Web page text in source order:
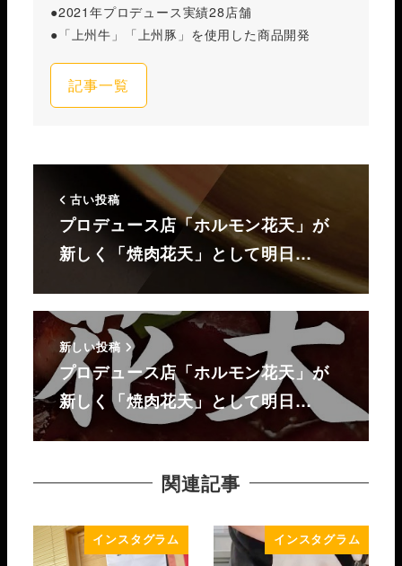
●2021年プロデュース実績28店舗
●「上州牛」「上州豚」を使用した商品開発
記事一覧
古い投稿
プロデュース店「ホルモン花天」が
新しく「焼肉花天」として明日…
新しい投稿
プロデュース店「ホルモン花天」が
新しく「焼肉花天」として明日…
関連記事
インスタグラム インスタグラム